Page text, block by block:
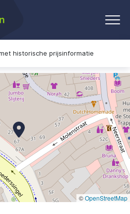
historische prijsinformatie
©OpenStreetMap